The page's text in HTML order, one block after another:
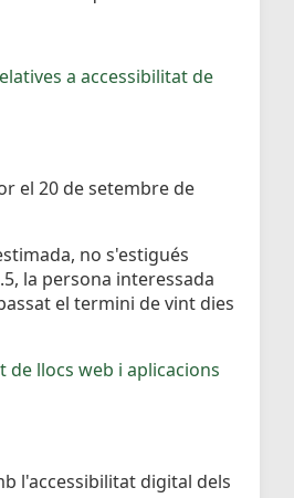
a accessibilitat de
el 20 de setembre de
no s'estigués
la persona interessada
el termini de vint dies
de llocs web i aplicacions
l'accessibilitat digital dels